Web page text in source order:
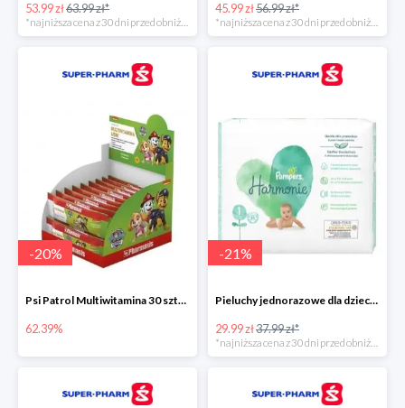
53.99 zł63.99 zł*
*najniższa cena z 30 dni przed obniżką
45.99 zł56.99 zł*
*najniższa cena z 30 dni przed obniżką
-20%
Psi Patrol Multiwitamina 30 sztuk
62.39%
-21%
Pieluchy jednorazowe dla dzieci Pampers Harmonie
29.99 zł37.99 zł*